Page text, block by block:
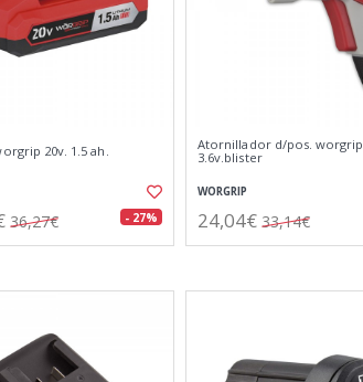
20v. 1.5 ah.
36,27€ - 27%
Atornillador d/pos. worgrip
3.6v.blister
WORGRIP
24,04€ 33,14€